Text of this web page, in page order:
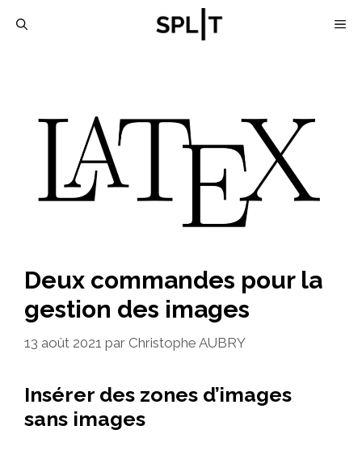
Deux commandes pour la
gestion des images
13 août 2021 par Christophe AUBRY
Insérer des zones d’images
sans images